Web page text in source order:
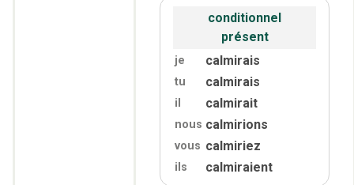
conditionnel
présent
je calmirais
tu calmirais
il calmirait
nous calmirions
vous calmiriez
ils calmiraient